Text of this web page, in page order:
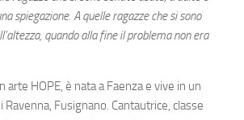
spiegazione. A quelle ragazze che si sono
quando alla fine il problema non era
arte HOPE, è nata a Faenza e vive in un
Ravenna, Fusignano. Cantautrice, classe